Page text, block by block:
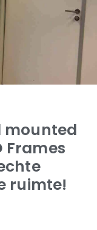
mounted
Frames
ruimte!